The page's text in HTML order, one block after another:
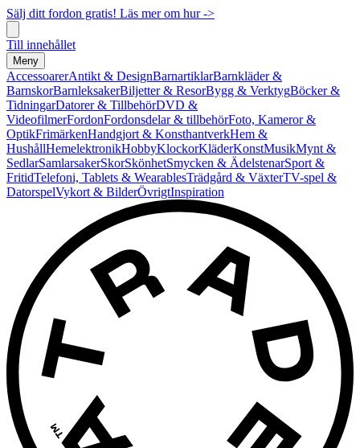
Sälj ditt fordon gratis! Läs mer om hur ->
Till innehållet
Meny
AccessoarerAntikt & DesignBarnartiklarBarnkläder &
BarnskorBarnleksakerBiljetter & ResorBygg & VerktygBöcker &
TidningarDatorer & TillbehörDVD &
VideofilmerFordonFordonsdelar & tillbehörFoto, Kameror &
OptikFrimärkenHandgjort & KonsthantverkHem &
HushållHemelektronikHobbyKlockorKläderKonstMusikMynt &
SedlarSamlarsakerSkorSkönhetSmycken & ÄdelstenarSport &
FritidTelefoni, Tablets & WearablesTrädgård & VäxterTV-spel &
DatorspelVykort & BilderÖvrigtInspiration